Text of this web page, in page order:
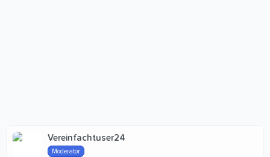
Vereinfachtuser24
Moderator